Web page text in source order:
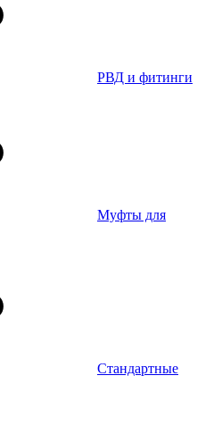
РВД и фитинги
Муфты для
Стандартные